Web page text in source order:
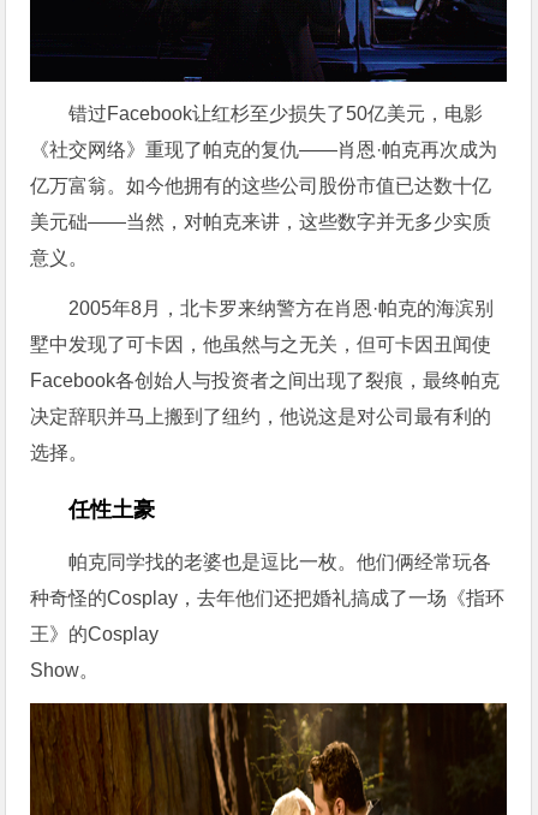
错过Facebook让红杉至少损失了50亿美元，电影
《社交网络》重现了帕克的复仇——肖恩·帕克再次成为
亿万富翁。如今他拥有的这些公司股份市值已达数十亿
美元础——当然，对帕克来讲，这些数字并无多少实质
意义。
2005年8月，北卡罗来纳警方在肖恩·帕克的海滨别
墅中发现了可卡因，他虽然与之无关，但可卡因丑闻使
Facebook各创始人与投资者之间出现了裂痕，最终帕克
决定辞职并马上搬到了纽约，他说这是对公司最有利的
选择。
任性土豪
帕克同学找的老婆也是逗比一枚。他们俩经常玩各
种奇怪的Cosplay，去年他们还把婚礼搞成了一场《指环
王》的Cosplay
Show。